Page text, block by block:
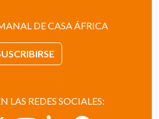
DE CASA ÁFRICA
LAS REDES SOCIALES: